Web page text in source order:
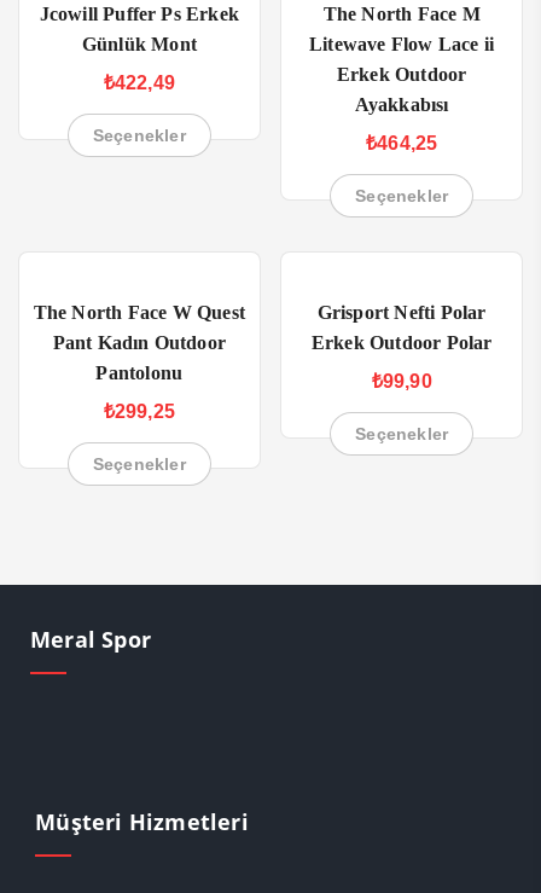
Jcowill Puffer Ps Erkek
Günlük Mont
₺422,49
Seçenekler
The North Face M
Litewave Flow Lace ii
Erkek Outdoor
Ayakkabısı
₺464,25
Seçenekler
The North Face W Quest
Pant Kadın Outdoor
Pantolonu
₺299,25
Seçenekler
Grisport Nefti Polar
Erkek Outdoor Polar
₺99,90
Seçenekler
Meral Spor
Müşteri Hizmetleri